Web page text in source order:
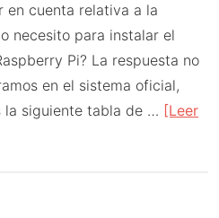
en cuenta relativa a la
necesito para instalar el
Pi? La respuesta no
en el sistema oficial,
la siguiente tabla de … [Leer